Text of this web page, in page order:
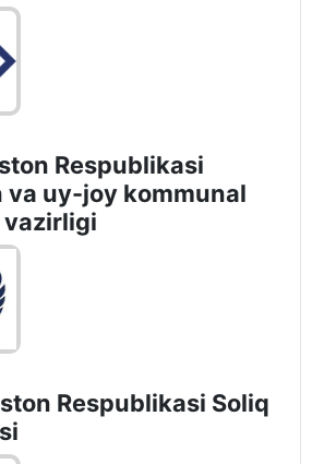
Respublikasi
va uy-joy kommunal
vazirligi
Respublikasi Soliq